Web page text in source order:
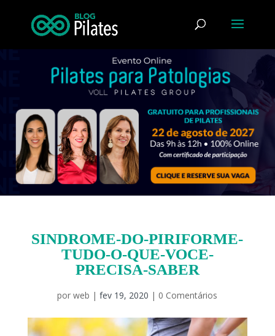
SINDROME-DO-PIRIFORME-
TUDO-O-QUE-VOCE-
PRECISA-SABER
porweb |fev 19, 2020 | 0 Comentários